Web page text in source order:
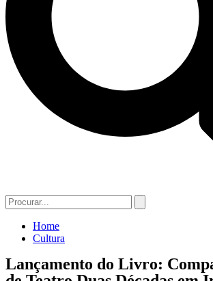
Home
Cultura
Lançamento do Livro: